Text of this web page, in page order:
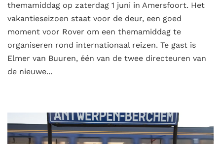
themamiddag op zaterdag 1 juni in Amersfoort. Het
vakantieseizoen staat voor de deur, een goed
moment voor Rover om een themamiddag te
organiseren rond internationaal reizen. Te gast is
Elmer van Buuren, één van de twee directeuren van
de nieuwe...